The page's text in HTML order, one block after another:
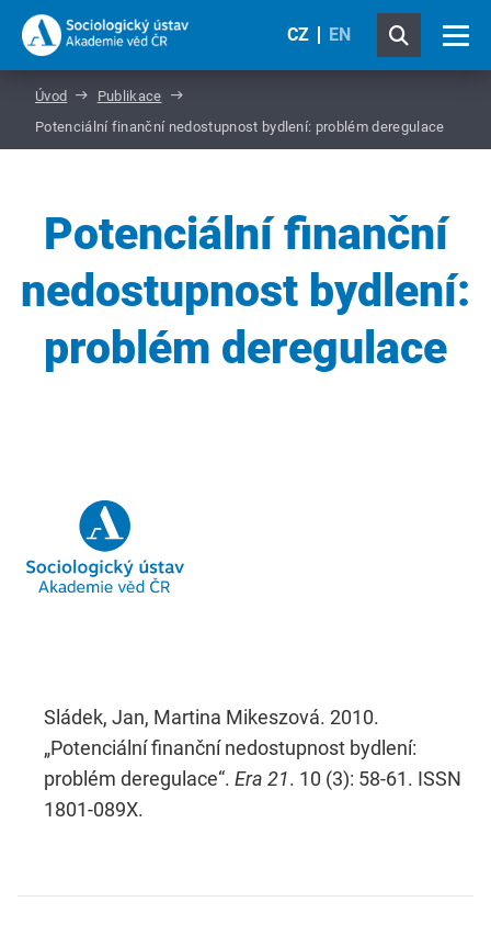
CZ EN
Úvod
Publikace
Potenciální finanční nedostupnost bydlení: problém deregulace
Potenciální finanční
nedostupnost bydlení:
problém deregulace
Sládek, Jan, Martina Mikeszová. 2010.
„Potenciální finanční nedostupnost bydlení:
problém deregulace“. Era 21. 10 (3): 58-61. ISSN
1801-089X.